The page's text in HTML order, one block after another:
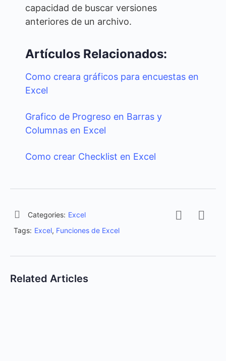
capacidad de buscar versiones
anteriores de un archivo.
Artículos Relacionados:
Como creara gráficos para encuestas en
Excel
Grafico de Progreso en Barras y
Columnas en Excel
Como crear Checklist en Excel
Categories: Excel
Tags: Excel, Funciones de Excel
Related Articles